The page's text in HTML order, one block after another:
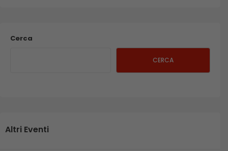
Cerca
CERCA
Altri Eventi